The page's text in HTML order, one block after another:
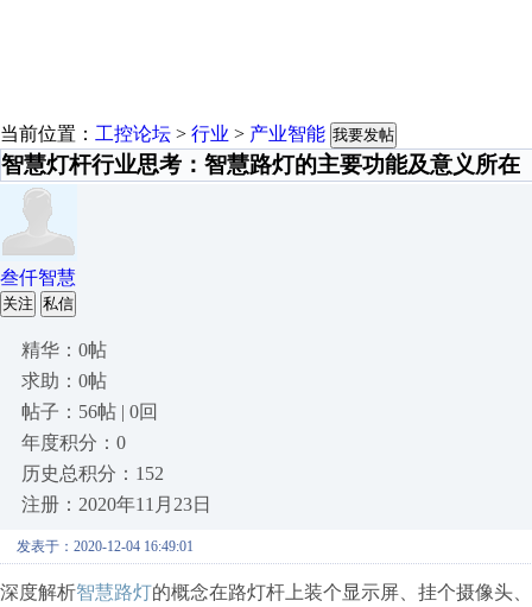
当前位置： 工控论坛 > 行业 > 产业智能 我要发帖
智慧灯杆行业思考：智慧路灯的主要功能及意义所在
叁仟智慧
关注 私信
精华：0帖
求助：0帖
帖子：56帖 | 0回
年度积分：0
历史总积分：152
注册：2020年11月23日
发表于：2020-12-04 16:49:01
深度解析智慧路灯的概念在路灯杆上装个显示屏、挂个摄像头